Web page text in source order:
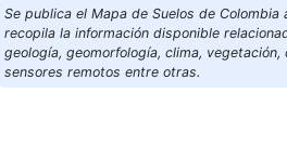
Se publica el Mapa de Suelos de
recopila la información disponible
geología, geomorfología, clima,
sensores remotos entre otras.